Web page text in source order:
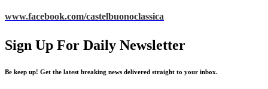
www.facebook.com/castelbuonoclassica
Sign Up For Daily Newsletter
Be keep up! Get the latest breaking news delivered straight to your inbox.